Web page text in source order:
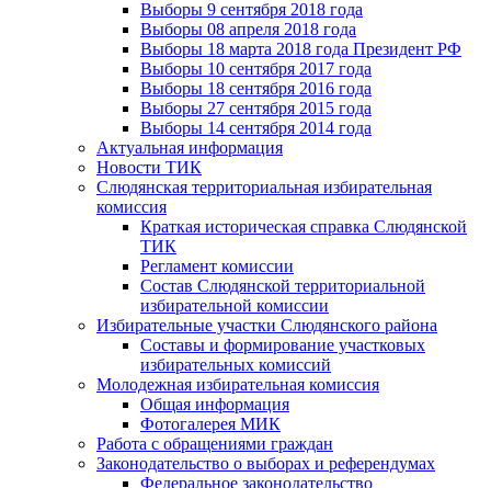
Выборы 9 сентября 2018 года
Выборы 08 апреля 2018 года
Выборы 18 марта 2018 года Президент РФ
Выборы 10 сентября 2017 года
Выборы 18 сентября 2016 года
Выборы 27 сентября 2015 года
Выборы 14 сентября 2014 года
Актуальная информация
Новости ТИК
Слюдянская территориальная избирательная
комиссия
Краткая историческая справка Слюдянской
ТИК
Регламент комиссии
Состав Слюдянской территориальной
избирательной комиссии
Избирательные участки Слюдянского района
Составы и формирование участковых
избирательных комиссий
Молодежная избирательная комиссия
Общая информация
Фотогалерея МИК
Работа с обращениями граждан
Законодательство о выборах и референдумах
Федеральное законодательство